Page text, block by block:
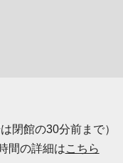
閉館の30分前まで）
間の詳細はこちら